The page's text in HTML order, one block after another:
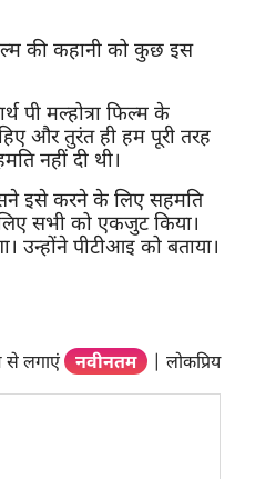
की कहानी को कुछ इस
पी मल्होत्रा ​​फिल्म के
और तुरंत ही हम पूरी तरह
नहीं दी थी।
इसे करने के लिए सहमति
सभी को एकजुट किया।
पीटीआइ को बताया।
से लगाएं नवीनतम | लोकप्रिय